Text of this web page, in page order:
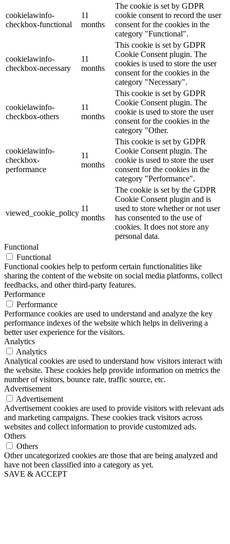
cookielawinfo-
checkbox-functional
11
months
The cookie is set by GDPR
cookie consent to record the user
consent for the cookies in the
category "Functional".
cookielawinfo-
checkbox-necessary
11
months
This cookie is set by GDPR
Cookie Consent plugin. The
cookies is used to store the user
consent for the cookies in the
category "Necessary".
cookielawinfo-
checkbox-others
11
months
This cookie is set by GDPR
Cookie Consent plugin. The
cookie is used to store the user
consent for the cookies in the
category "Other.
cookielawinfo-
checkbox-
performance
11
months
This cookie is set by GDPR
Cookie Consent plugin. The
cookie is used to store the user
consent for the cookies in the
category "Performance".
viewed_cookie_policy
11
months
The cookie is set by the GDPR
Cookie Consent plugin and is
used to store whether or not user
has consented to the use of
cookies. It does not store any
personal data.
Functional
Functional
Functional cookies help to perform certain functionalities like
sharing the content of the website on social media platforms, collect
feedbacks, and other third-party features.
Performance
Performance
Performance cookies are used to understand and analyze the key
performance indexes of the website which helps in delivering a
better user experience for the visitors.
Analytics
Analytics
Analytical cookies are used to understand how visitors interact with
the website. These cookies help provide information on metrics the
number of visitors, bounce rate, traffic source, etc.
Advertisement
Advertisement
Advertisement cookies are used to provide visitors with relevant ads
and marketing campaigns. These cookies track visitors across
websites and collect information to provide customized ads.
Others
Others
Other uncategorized cookies are those that are being analyzed and
have not been classified into a category as yet.
SAVE & ACCEPT